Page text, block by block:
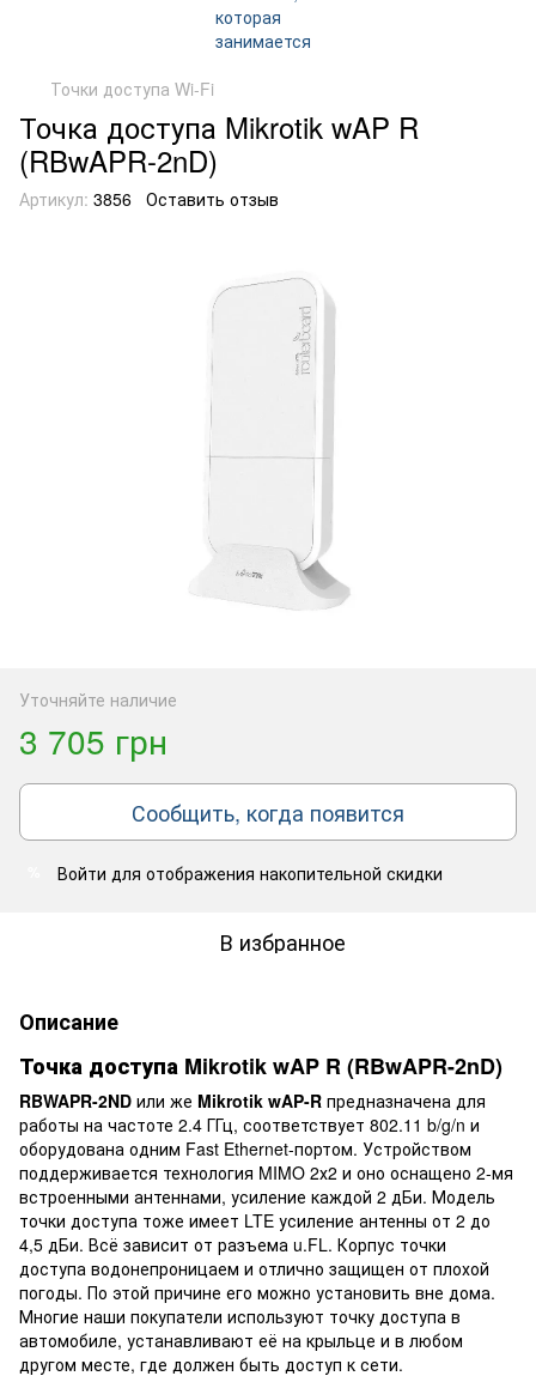
Точки доступа Wi-Fi
Точка доступа Mikrotik wAP R
(RBwAPR-2nD)
Артикул: 3856 Оставить отзыв
Уточняйте наличие
3 705 грн
Сообщить, когда появится
Войти для отображения накопительной скидки
В избранное
Описание
Точка доступа Mikrotik wAP R (RBwAPR-2nD)
RBWAPR-2ND или же Mikrotik wAP-R предназначена для
работы на частоте 2.4 ГГц, соответствует 802.11 b/g/n и
оборудована одним Fast Ethernet-портом. Устройством
поддерживается технология MIMO 2х2 и оно оснащено 2-мя
встроенными антеннами, усиление каждой 2 дБи. Модель
точки доступа тоже имеет LTE усиление антенны от 2 до
4,5 дБи. Всё зависит от разъема u.FL. Корпус точки
доступа водонепроницаем и отлично защищен от плохой
погоды. По этой причине его можно установить вне дома.
Многие наши покупатели используют точку доступа в
автомобиле, устанавливают её на крыльце и в любом
другом месте, где должен быть доступ к сети.